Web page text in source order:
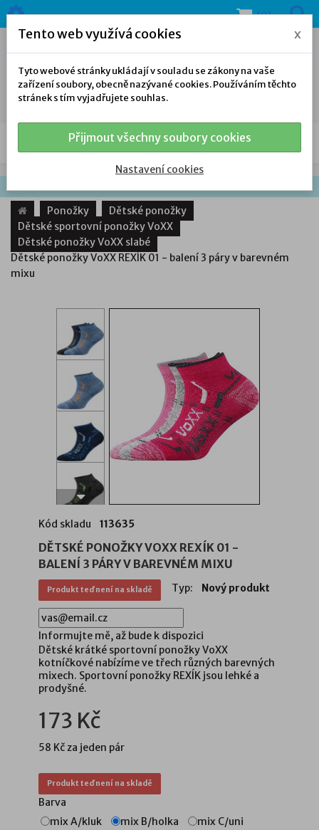
(0)
NAŠE NABÍDKA
Ponožky
Dětské ponožky
Dětské sportovní ponožky VoXX
Dětské ponožky VoXX slabé
Dětské ponožky VoXX REXÍK 01 - balení 3 páry v barevném
mixu
Kód skladu 113635
DĚTSKÉ PONOŽKY VOXX REXÍK 01 -
BALENÍ 3 PÁRY V BAREVNÉM MIXU
Produkt teď není na skladě Typ: Nový produkt
Informujte mě, až bude k dispozici
Dětské krátké sportovní ponožky VoXX
kotníčkové nabízíme ve třech různých barevných
mixech. Sportovní ponožky REXÍK jsou lehké a
prodyšné.
173 Kč
58 Kčza jeden pár
Produkt teď není na skladě
Barva
mix A/kluk
mix B/holka
mix C/uni
Tento web využívá cookies x
Tyto webové stránky ukládají v souladu se zákony na vaše
zařízení soubory, obecně nazývané cookies. Používáním těchto
stránek s tím vyjadřujete souhlas.
Přijmout všechny soubory cookies
Nastavení cookies